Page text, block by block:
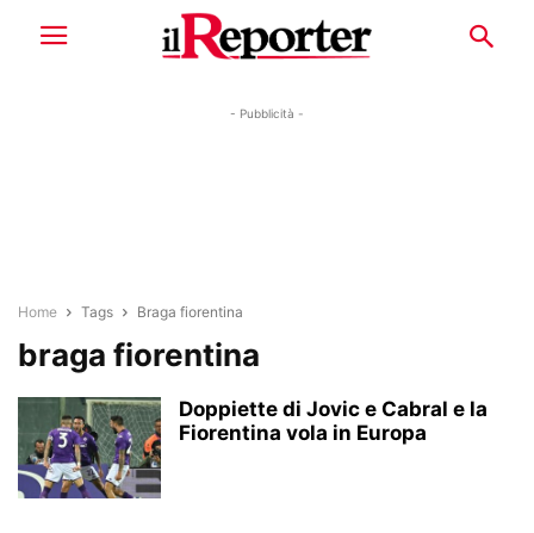
- Pubblicità -
Home Tags Braga fiorentina
braga fiorentina
Doppiette di Jovic e Cabral e la
Fiorentina vola in Europa